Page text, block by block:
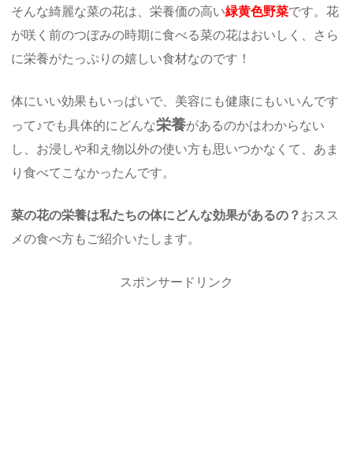
そんな綺麗な菜の花は、栄養価の高い緑黄色野菜です。花
が咲く前のつぼみの時期に食べる菜の花はおいしく、さら
に栄養がたっぷりの嬉しい食材なのです！
体にいい効果もいっぱいで、美容にも健康にもいいんです
って♪でも具体的にどんな栄養があるのかはわからない
し、お浸しや和え物以外の使い方も思いつかなくて、あま
り食べてこなかったんです。
菜の花の栄養は私たちの体にどんな効果があるの？ おスス
メの食べ方もご紹介いたします。
スポンサードリンク